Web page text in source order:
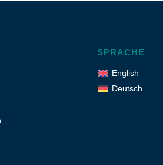
SPRACHE
English
Deutsch